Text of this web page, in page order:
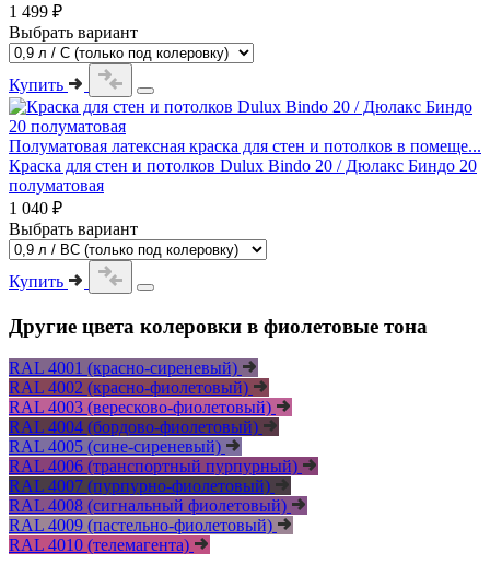
1 499 ₽
Выбрать вариант
Купить
Полуматовая латексная краска для стен и потолков в помеще...
Краска для стен и потолков Dulux Bindo 20 / Дюлакс Биндо 20
полуматовая
1 040 ₽
Выбрать вариант
Купить
Другие цвета колеровки в фиолетовые тона
RAL 4001 (красно-сиреневый)
RAL 4002 (красно-фиолетовый)
RAL 4003 (вересково-фиолетовый)
RAL 4004 (бордово-фиолетовый)
RAL 4005 (сине-сиреневый)
RAL 4006 (транспортный пурпурный)
RAL 4007 (пурпурно-фиолетовый)
RAL 4008 (сигнальный фиолетовый)
RAL 4009 (пастельно-фиолетовый)
RAL 4010 (телемагента)